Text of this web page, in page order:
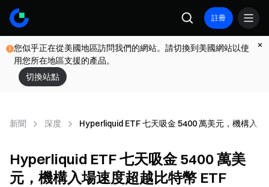
註冊
您似乎正在從美國地區訪問我們的網站。請切換到美國網站以使
用您所在地區支援的產品。
切換站點
新聞 深度 Hyperliquid ETF 七天吸金 5400 萬美元，機構入
Hyperliquid ETF 七天吸金 5400 萬美
元，機構入場速度超越比特幣 ETF